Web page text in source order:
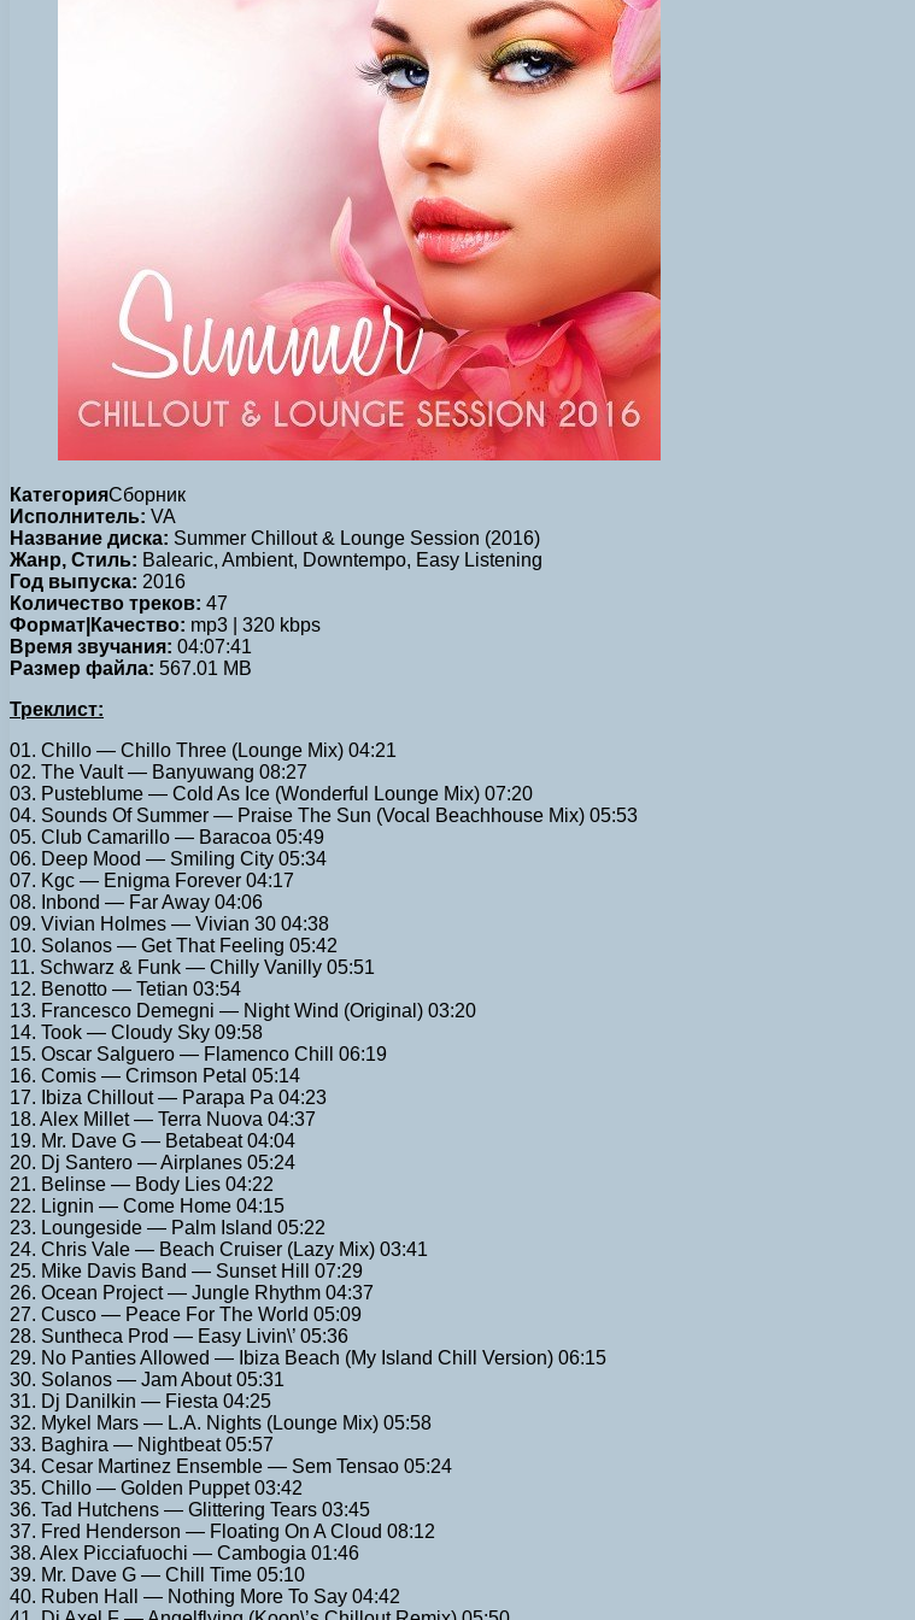
КатегорияСборник
Исполнитель: VA
Название диска: Summer Chillout & Lounge Session (2016)
Жанр, Стиль: Balearic, Ambient, Downtempo, Easy Listening
Год выпуска: 2016
Количество треков: 47
Формат|Качество: mp3 | 320 kbps
Время звучания: 04:07:41
Размер файла: 567.01 MB
Треклист:
01. Chillo — Chillo Three (Lounge Mix) 04:21
02. The Vault — Banyuwang 08:27
03. Pusteblume — Cold As Ice (Wonderful Lounge Mix) 07:20
04. Sounds Of Summer — Praise The Sun (Vocal Beachhouse Mix) 05:53
05. Club Camarillo — Baracoa 05:49
06. Deep Mood — Smiling City 05:34
07. Kgc — Enigma Forever 04:17
08. Inbond — Far Away 04:06
09. Vivian Holmes — Vivian 30 04:38
10. Solanos — Get That Feeling 05:42
11. Schwarz & Funk — Chilly Vanilly 05:51
12. Benotto — Tetian 03:54
13. Francesco Demegni — Night Wind (Original) 03:20
14. Took — Cloudy Sky 09:58
15. Oscar Salguero — Flamenco Chill 06:19
16. Comis — Crimson Petal 05:14
17. Ibiza Chillout — Parapa Pa 04:23
18. Alex Millet — Terra Nuova 04:37
19. Mr. Dave G — Betabeat 04:04
20. Dj Santero — Airplanes 05:24
21. Belinse — Body Lies 04:22
22. Lignin — Come Home 04:15
23. Loungeside — Palm Island 05:22
24. Chris Vale — Beach Cruiser (Lazy Mix) 03:41
25. Mike Davis Band — Sunset Hill 07:29
26. Ocean Project — Jungle Rhythm 04:37
27. Cusco — Peace For The World 05:09
28. Suntheca Prod — Easy Livin\’ 05:36
29. No Panties Allowed — Ibiza Beach (My Island Chill Version) 06:15
30. Solanos — Jam About 05:31
31. Dj Danilkin — Fiesta 04:25
32. Mykel Mars — L.A. Nights (Lounge Mix) 05:58
33. Baghira — Nightbeat 05:57
34. Cesar Martinez Ensemble — Sem Tensao 05:24
35. Chillo — Golden Puppet 03:42
36. Tad Hutchens — Glittering Tears 03:45
37. Fred Henderson — Floating On A Cloud 08:12
38. Alex Picciafuochi — Cambogia 01:46
39. Mr. Dave G — Chill Time 05:10
40. Ruben Hall — Nothing More To Say 04:42